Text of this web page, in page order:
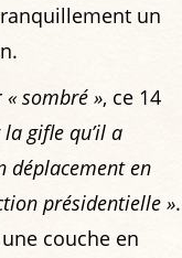
un
« sombré », ce 14
gifle qu’il a
déplacement en
présidentielle ».
couche en